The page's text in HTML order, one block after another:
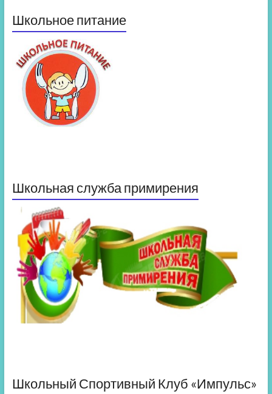
Школьное питание
Школьная служба примирения
Школьный Спортивный Клуб «Импульс»